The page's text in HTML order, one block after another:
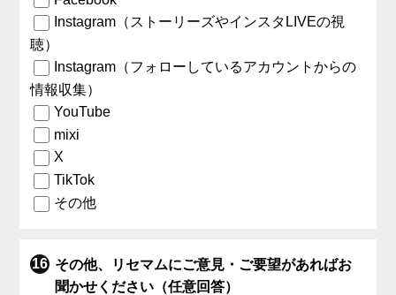
Instagram（ストーリーズやインスタLIVEの視
聴）
Instagram（フォローしているアカウントからの
情報収集）
YouTube
mixi
X
TikTok
その他
その他、リセマムにご意見・ご要望があればお
聞かせください（任意回答）